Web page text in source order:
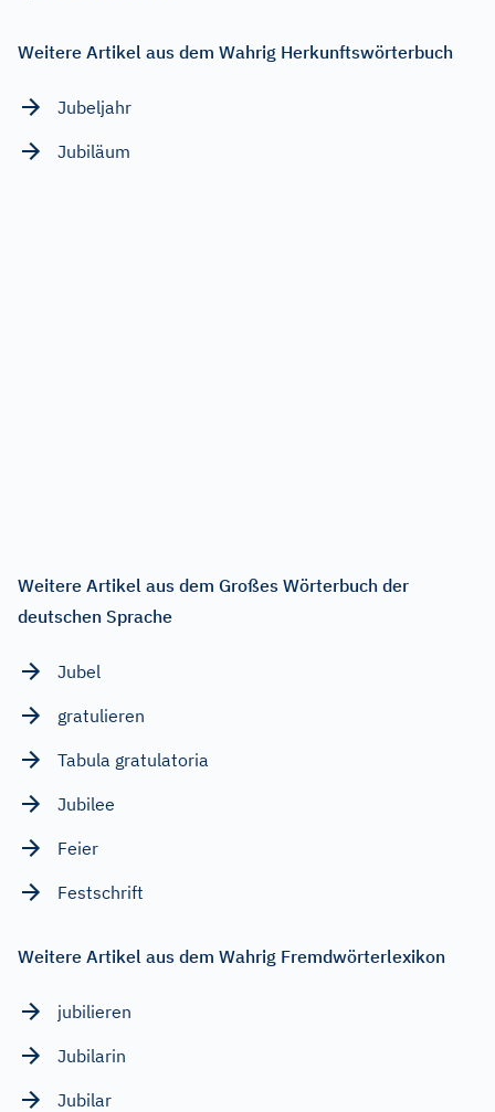
Weitere Artikel aus dem Wahrig Herkunftswörterbuch
Jubeljahr
Jubiläum
Weitere Artikel aus dem Großes Wörterbuch der
deutschen Sprache
Jubel
gratulieren
Tabula gratulatoria
Jubilee
Feier
Festschrift
Weitere Artikel aus dem Wahrig Fremdwörterlexikon
jubilieren
Jubilarin
Jubilar